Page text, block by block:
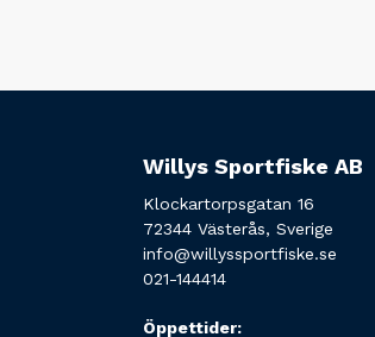
Willys Sportfiske AB
Klockartorpsgatan 16
72344 Västerås, Sverige
info@willyssportfiske.se
021-144414
Öppettider: